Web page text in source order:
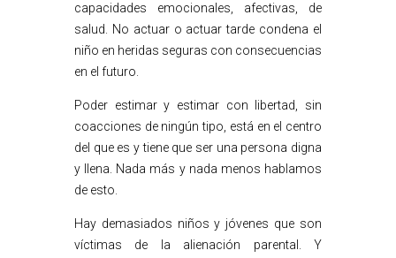
capacidades emocionales, afectivas, de
salud. No actuar o actuar tarde condena el
niño en heridas seguras con consecuencias
en el futuro.
Poder estimar y estimar con libertad, sin
coacciones de ningún tipo, está en el centro
del que es y tiene que ser una persona digna
y llena. Nada más y nada menos hablamos
de esto.
Hay demasiados niños y jóvenes que son
víctimas de la alienación parental. Y